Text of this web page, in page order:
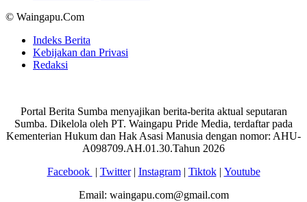
© Waingapu.Com
Indeks Berita
Kebijakan dan Privasi
Redaksi
Portal Berita Sumba menyajikan berita-berita aktual seputaran
Sumba. Dikelola oleh PT. Waingapu Pride Media, terdaftar pada
Kementerian Hukum dan Hak Asasi Manusia dengan nomor: AHU-
A098709.AH.01.30.Tahun 2026
Facebook | Twitter| Instagram| Tiktok| Youtube
Email: waingapu.com@gmail.com